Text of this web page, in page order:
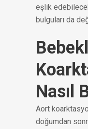
eşlik
bulguları da
Nasıl
Aort
doğumdan